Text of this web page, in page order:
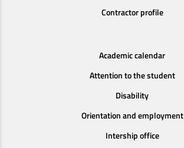
Contractor profile
Academic calendar
Attention to the student
Disability
Orientation and employment
Intership office